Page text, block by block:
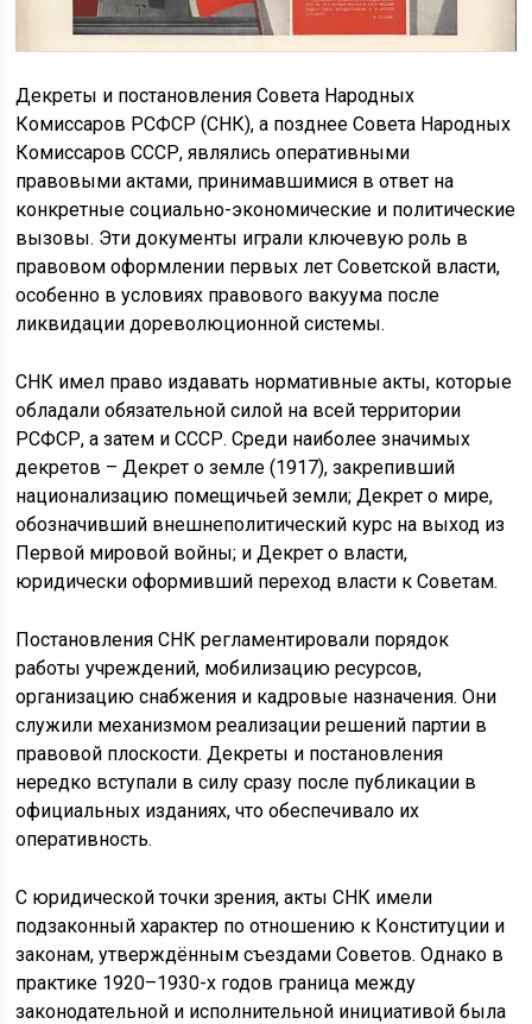
Декреты и постановления Совета Народных
Комиссаров РСФСР (СНК), а позднее Совета Народных
Комиссаров СССР, являлись оперативными
правовыми актами, принимавшимися в ответ на
конкретные социально-экономические и политические
вызовы. Эти документы играли ключевую роль в
правовом оформлении первых лет Советской власти,
особенно в условиях правового вакуума после
ликвидации дореволюционной системы.
СНК имел право издавать нормативные акты, которые
обладали обязательной силой на всей территории
РСФСР, а затем и СССР. Среди наиболее значимых
декретов – Декрет о земле (1917), закрепивший
национализацию помещичьей земли; Декрет о мире,
обозначивший внешнеполитический курс на выход из
Первой мировой войны; и Декрет о власти,
юридически оформивший переход власти к Советам.
Постановления СНК регламентировали порядок
работы учреждений, мобилизацию ресурсов,
организацию снабжения и кадровые назначения. Они
служили механизмом реализации решений партии в
правовой плоскости. Декреты и постановления
нередко вступали в силу сразу после публикации в
официальных изданиях, что обеспечивало их
оперативность.
С юридической точки зрения, акты СНК имели
подзаконный характер по отношению к Конституции и
законам, утверждённым съездами Советов. Однако в
практике 1920–1930-х годов граница между
законодательной и исполнительной инициативой была